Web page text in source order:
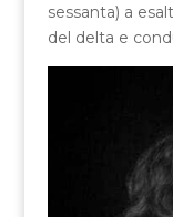
sessanta) a
del delta e